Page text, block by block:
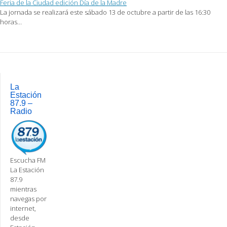
Feria de la Ciudad edición Día de la Madre
La jornada se realizará este sábado 13 de octubre a partir de las 16:30
horas…
navigation
La
Estación
87.9 –
Radio
Escucha FM
La Estación
87.9
mientras
navegas por
internet,
desde